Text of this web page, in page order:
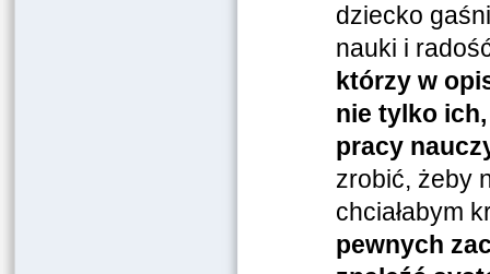
dziecko
nauki i
którzy w
nie tylko
pracy
zrobić, żeby
chciałabym
pewnych